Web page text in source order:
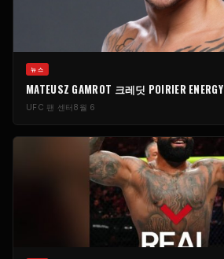
​뉴스
MATEUSZ GAMROT 크레딧 POIRIER ENERGY
UFC 팬 센터8월 6